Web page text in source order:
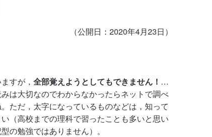
（公開日：2020年4月23日）
すが， 全部覚えようとしてもできません！ …
は大切なのでわからなかったらネットで調べ
ただ，太字になっているものなどは，知って
（高校までの理科で習ったことも多いと思い
の勉強ではありません）。